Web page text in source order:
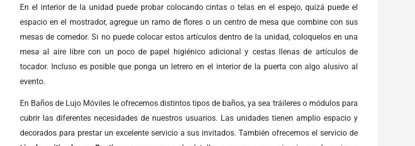
En el interior de la unidad puede probar colocando cintas o telas en el espejo, quizá puede el
espacio en el mostrador, agregue un ramo de flores o un centro de mesa que combine con sus
mesas de comedor. Si no puede colocar estos artículos dentro de la unidad, coloquelos en una
mesa al aire libre con un poco de papel higiénico adicional y cestas llenas de artículos de
tocador. Incluso es posible que ponga un letrero en el interior de la puerta con algo alusivo al
evento.
En Baños de Lujo Móviles le ofrecemos distintos tipos de baños, ya sea tráileres o módulos para
cubrir las diferentes necesidades de nuestros usuarios. Las unidades tienen amplio espacio y
decorados para prestar un excelente servicio a sus invitados. También ofrecemos el servicio de